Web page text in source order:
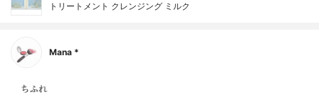
トリートメント クレンジング ミルク
Mana *